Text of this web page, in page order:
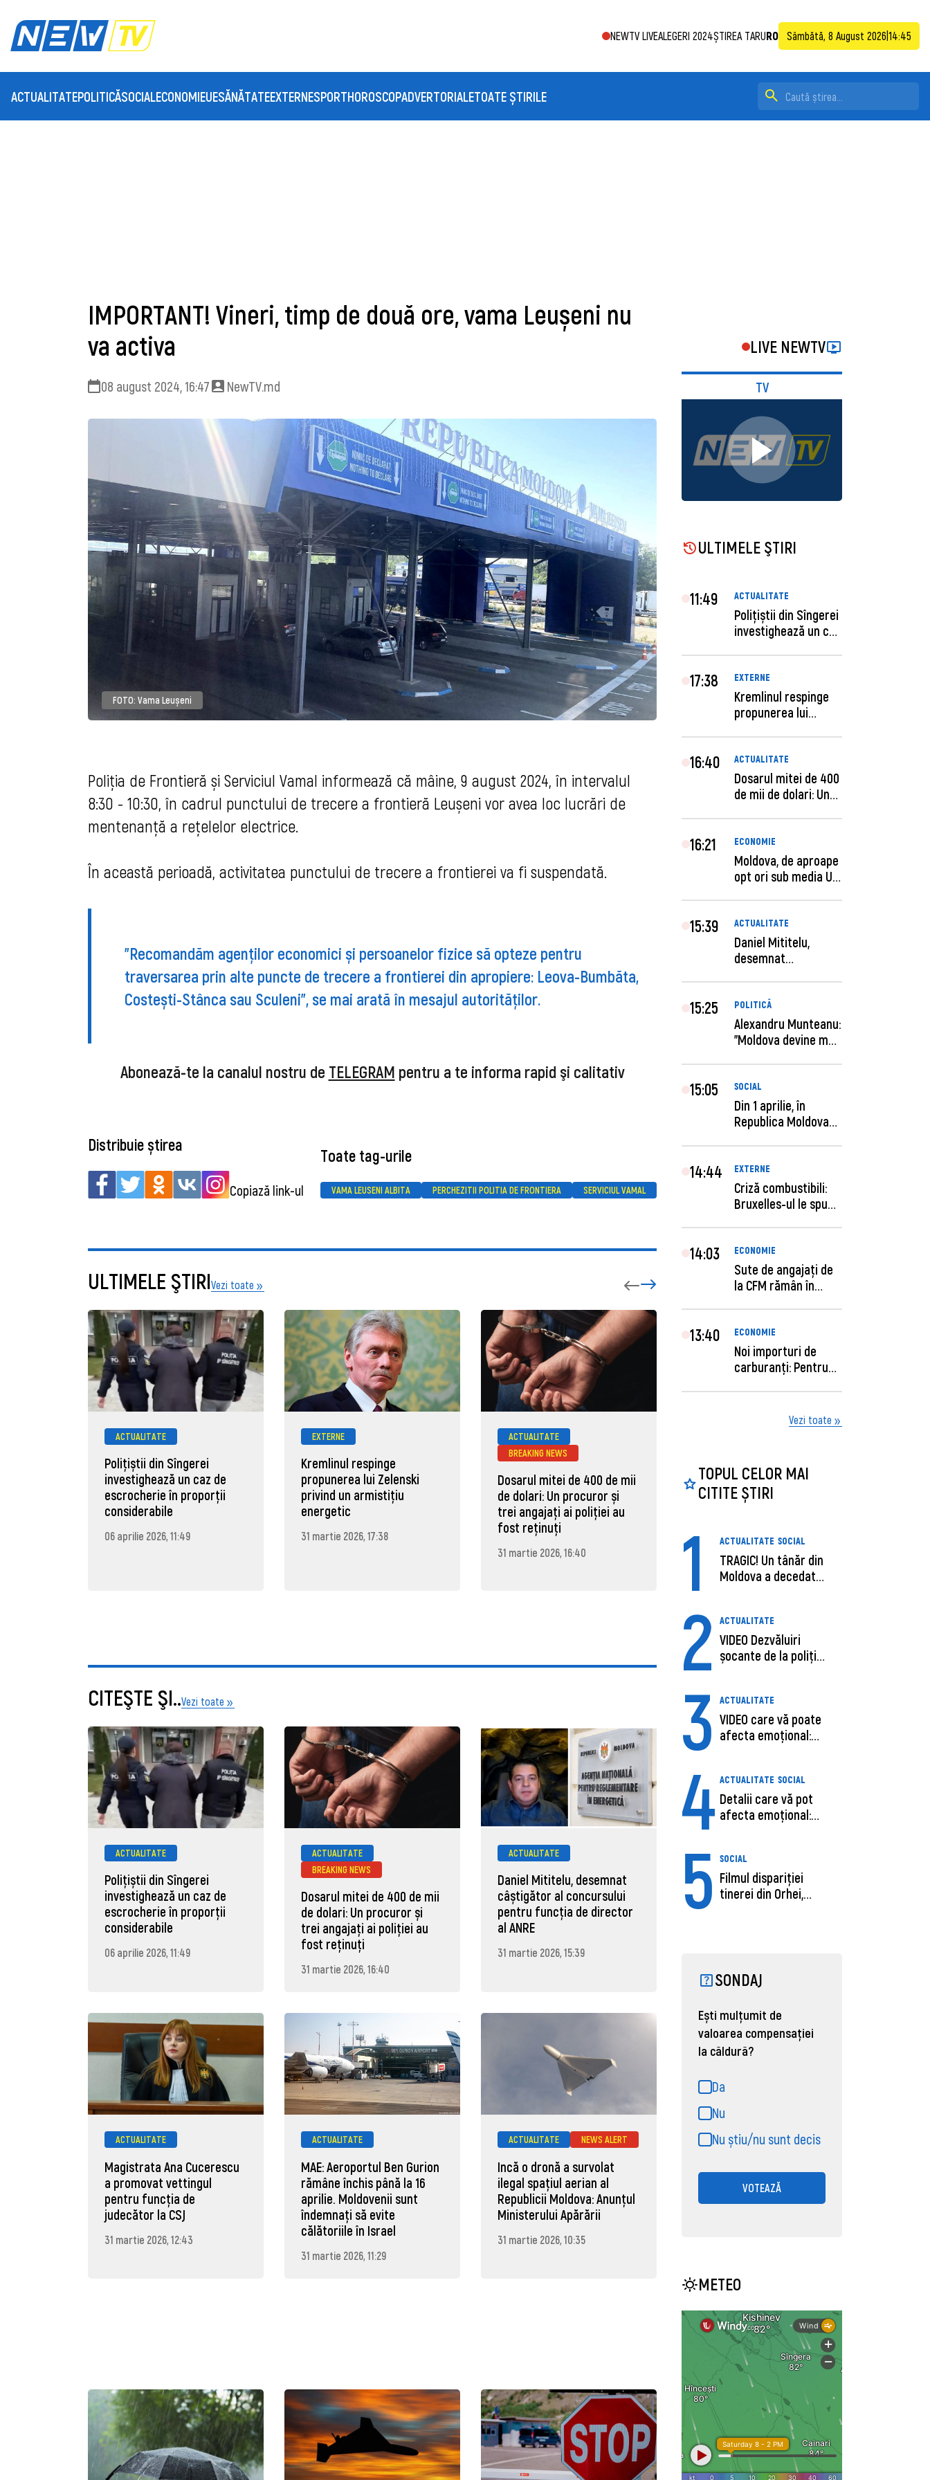
NEWTV LIVEALEGERI 2024ȘTIREA TARURO Sâmbătă, 8 August 2026 14:45
ACTUALITATEPOLITICĂSOCIAL ECONOMIEUESĂNĂTATEEXTERNESPORTHOROSCOPADVERTORIALETOATE ȘTIRILE
IMPORTANT! Vineri, timp de două ore, vama Leușeni nu
va activa
08 august 2024, 16:47 NewTV.md
FOTO: Vama Leușeni
Poliția de Frontieră și Serviciul Vamal informează că mâine, 9 august 2024, în intervalul
8:30 - 10:30, în cadrul punctului de trecere a frontieră Leușeni vor avea loc lucrări de
mentenanță a rețelelor electrice.
În această perioadă, activitatea punctului de trecere a frontierei va fi suspendată.
”Recomandăm agenților economici și persoanelor fizice să opteze pentru
traversarea prin alte puncte de trecere a frontierei din apropiere: Leova-Bumbăta,
Costești-Stânca sau Sculeni”, se mai arată în mesajul autorităților.
Abonează-te la canalul nostru de TELEGRAM pentru a te informa rapid şi calitativ
Distribuie știrea
Copiază link-ul
Toate tag-urile
VAMA LEUSENI ALBITA PERCHEZITII POLITIA DE FRONTIERA SERVICIUL VAMAL
ULTIMELE ŞTIRIVezi toate
ACTUALITATE
Polițiștii din Sîngerei
investighează un caz de
escrocherie în proporții
considerabile
06 aprilie 2026, 11:49
EXTERNE
Kremlinul respinge
propunerea lui Zelenski
privind un armistițiu
energetic
31 martie 2026, 17:38
ACTUALITATE
BREAKING NEWS
Dosarul mitei de 400 de mii
de dolari: Un procuror și
trei angajați ai poliției au
fost reținuți
31 martie 2026, 16:40
sub media UE la costul
muncii pe ora
CITEŞTE ŞI..Vezi toate
ACTUALITATE
Polițiștii din Sîngerei
investighează un caz de
escrocherie în proporții
considerabile
06 aprilie 2026, 11:49
ACTUALITATE
BREAKING NEWS
Dosarul mitei de 400 de mii
de dolari: Un procuror și
trei angajați ai poliției au
fost reținuți
31 martie 2026, 16:40
ACTUALITATE
Daniel Mititelu, desemnat
câștigător al concursului
pentru funcția de director
al ANRE
31 martie 2026, 15:39
ACTUALITATE
Magistrata Ana Cucerescu
a promovat vettingul
pentru funcția de
judecător la CSJ
31 martie 2026, 12:43
ACTUALITATE
MAE: Aeroportul Ben Gurion
rămâne închis până la 16
aprilie. Moldovenii sunt
îndemnați să evite
călătoriile în Israel
31 martie 2026, 11:29
ACTUALITATE NEWS ALERT
Incă o dronă a survolat
ilegal spațiul aerian al
Republicii Moldova: Anunţul
Ministerului Apărării
31 martie 2026, 10:35
LIVE NEWTV
TV
ULTIMELE ŞTIRI
11:49 ACTUALITATE
Polițiștii din Sîngerei
investighează un caz
17:38 EXTERNE
Kremlinul respinge
propunerea lui
16:40 ACTUALITATE
Dosarul mitei de 400
de mii de dolari: Un
16:21 ECONOMIE
Moldova, de aproape
opt ori sub media UE
15:39 ACTUALITATE
Daniel Mititelu,
desemnat
15:25 POLITICĂ
Alexandru Munteanu:
"Moldova devine mai
15:05 SOCIAL
Din 1 aprilie, în
Republica Moldova
14:44 EXTERNE
Criză combustibili:
Bruxelles-ul le spune
14:03 ECONOMIE
Sute de angajaţi de
la CFM rămân în
13:40 ECONOMIE
Noi importuri de
carburanți: Pentru
Vezi toate
TOPUL CELOR MAI
CITITE ȘTIRI
1 ACTUALITATE SOCIAL
TRAGIC! Un tânăr din
Moldova a decedat
2 ACTUALITATE
VIDEO Dezvăluiri
șocante de la poliție,
3 ACTUALITATE
VIDEO care vă poate
afecta emoțional:
4 ACTUALITATE SOCIAL
Detalii care vă pot
afecta emoțional:
5 SOCIAL
Filmul dispariției
tinerei din Orhei,
SONDAJ
Ești mulțumit de
valoarea compensației
la căldură?
Da
Nu
Nu știu/nu sunt decis
VOTEAZĂ
METEO